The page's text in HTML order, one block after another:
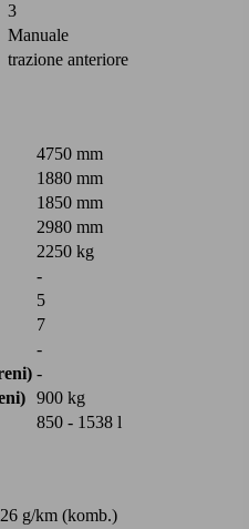
3
Manuale
trazione anteriore
4750 mm
1880 mm
1850 mm
2980 mm
2250 kg
-
5
7
-
-
900 kg
850 - 1538 l
g/km (komb.)